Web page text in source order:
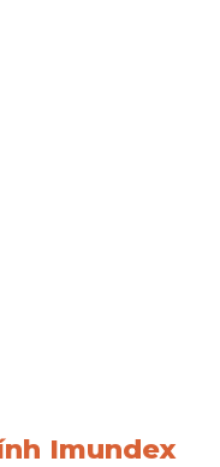
Imundex